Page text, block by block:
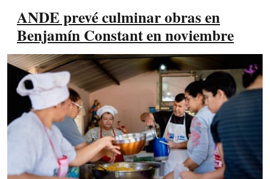
ANDE prevé culminar obras en
Benjamín Constant en noviembre